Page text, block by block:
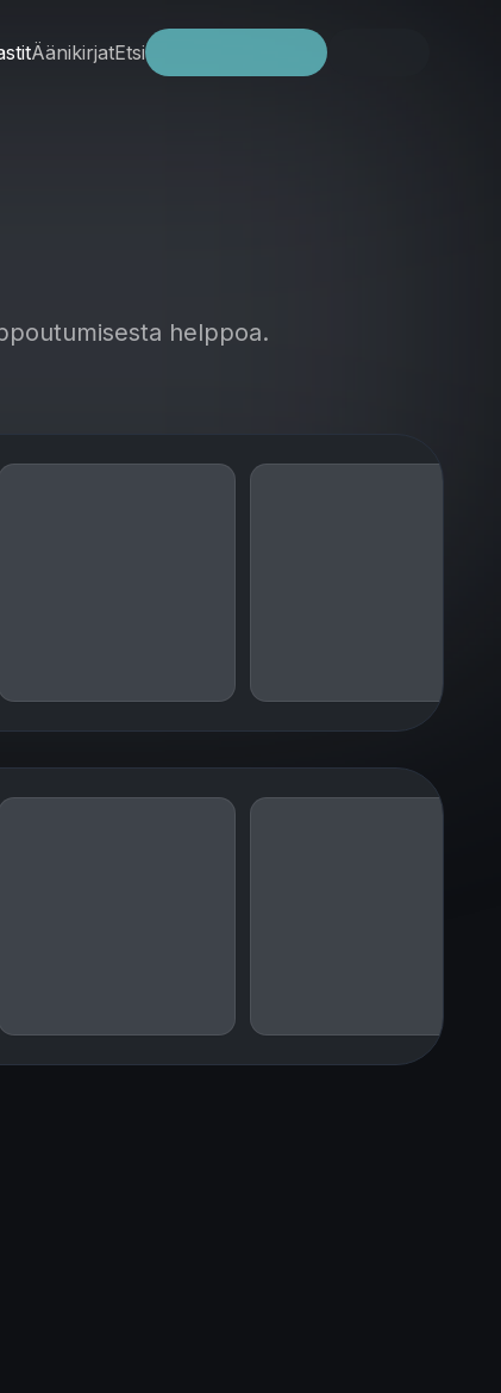
ÄänikirjatEtsi
helppoa.